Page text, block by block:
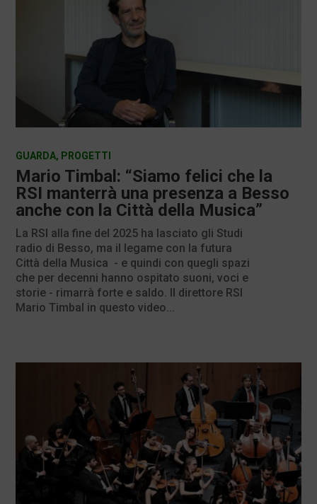
Mario Timbal: “Siamo felici che la
RSI manterrà una presenza a Besso
anche con la Città della Musica”
GUARDA, PROGETTI
La RSI alla fine del 2025 ha lasciato gli Studi
radio di Besso, ma il legame con la futura
Città della Musica - e quindi con quegli spazi
che per decenni hanno ospitato suoni, voci e
storie - rimarrà forte e saldo. Il direttore RSI
Mario Timbal in questo video...